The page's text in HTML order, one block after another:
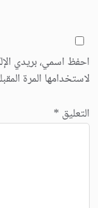
احفظ اسمي، بريدي
لاستخدامها المرة
التعليق *